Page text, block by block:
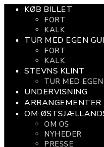
KØB BILLET
FORT
KALK
TUR MED EGEN
FORT
KALK
STEVNS KLINT
TUR MED
UNDERVISNING
ARRANGEMENTER
OM
OM OS
NYHEDER
PRESSE